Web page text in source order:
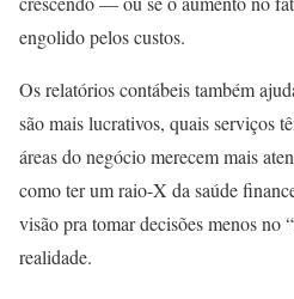
engolido pelos custos.
Os relatórios contábeis também
são mais lucrativos, quais serviços
áreas do negócio merecem mais
como ter um raio-X da saúde
visão pra tomar decisões menos no
realidade.